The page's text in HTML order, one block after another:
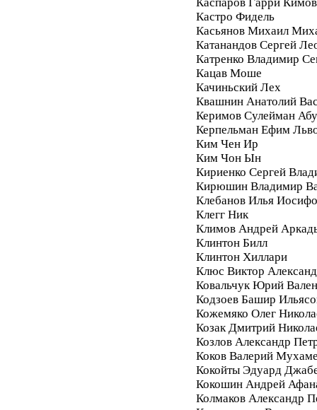
Кастро Фидель
Касьянов Михаил
Катанандов Сергей
Катренко Владимир
Кацав Моше
Качиньский Лех
Квашнин Анатолий
Керимов Сулейман
Керпельман Ефим
Ким Чен Ир
Ким Чон Ын
Кириенко Сергей
Кирюшин Владимир
Клебанов Илья
Клегг Ник
Климов Андрей
Клинтон Билл
Клинтон Хиллари
Клюс Виктор
Ковальчук Юрий
Кодзоев Башир
Кожемяко Олег
Козак Дмитрий
Козлов Александр
Коков Валерий
Кокойты Эдуард
Кокошин Андрей
Колмаков Александр